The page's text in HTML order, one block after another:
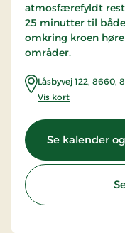
atmosfærefyldt
25 minutter til
omkring kroen
områder.
Låsbyvej 122, 8660,
Vis kort
Se kalender